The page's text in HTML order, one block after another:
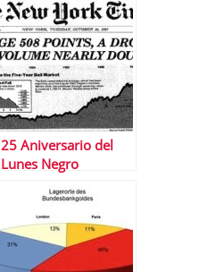
abril de 2012
25 Aniversario del
Lunes Negro